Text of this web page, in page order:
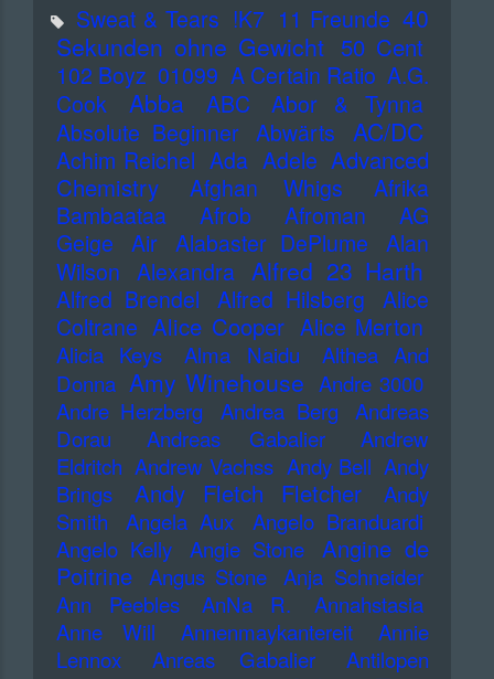
Sweat & Tears !K7 11 Freunde 40
Sekunden ohne Gewicht 50 Cent
102 Boyz 01099 A Certain Ratio A.G.
Cook
Abba ABC
Abor & Tynna
Absolute Beginner Abwärts AC/DC
Achim Reichel Ada Adele Advanced
Chemistry
Afghan Whigs
Afrika
Bambaataa
Afrob Afroman
AG
Geige
Air Alabaster DePlume
Alan
Wilson Alexandra Alfred 23 Harth
Alfred Brendel Alfred Hilsberg
Alice
Coltrane Alice Cooper Alice Merton
Alicia Keys Alma Naidu
Althea And
Donna Amy Winehouse Andre 3000
Andre Herzberg
Andrea Berg
Andreas
Dorau
Andreas Gabalier
Andrew
Eldritch Andrew Vachss Andy Bell Andy
Brings
Andy Fletch Fletcher
Andy
Smith
Angela Aux
Angelo Branduardi
Angelo Kelly
Angie Stone
Angine de
Poitrine Angus Stone Anja Schneider
Ann Peebles
AnNa R.
Annahstasia
Anne Will
Annenmaykantereit
Annie
Lennox
Anreas Gabalier
Antilopen